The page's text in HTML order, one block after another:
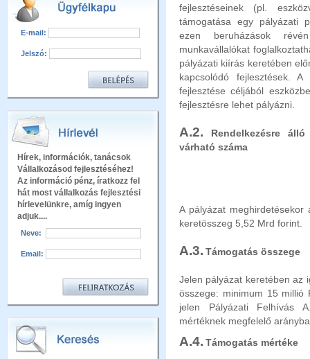
E-mail:
Jelszó:
Hírek, információk, tanácsok
Vállalkozásod fejlesztéséhez!
Az információ pénz, íratkozz fel
hát most vállalkozás fejlesztési
hírlevelünkre, amíg ingyen
adjuk....
Neve:
Email:
fejlesztéseinek (pl.
támogatása egy pályázati
ezen beruházások
munkavállalókat
pályázati kiírás keretében
kapcsolódó fejlesztések.
fejlesztése céljából
fejlesztésre lehet pályázni.
A.2.
Rendelkezésre
várható száma
A pályázat
keretösszeg 5,52 Mrd forint.
A.3. Támogatás összege
Jelen pályázat keretébenaz
összege: minimum 15 millió
jelen Pályázati Felhívás
mértéknek megfelelő
A.4. Támogatás mértéke